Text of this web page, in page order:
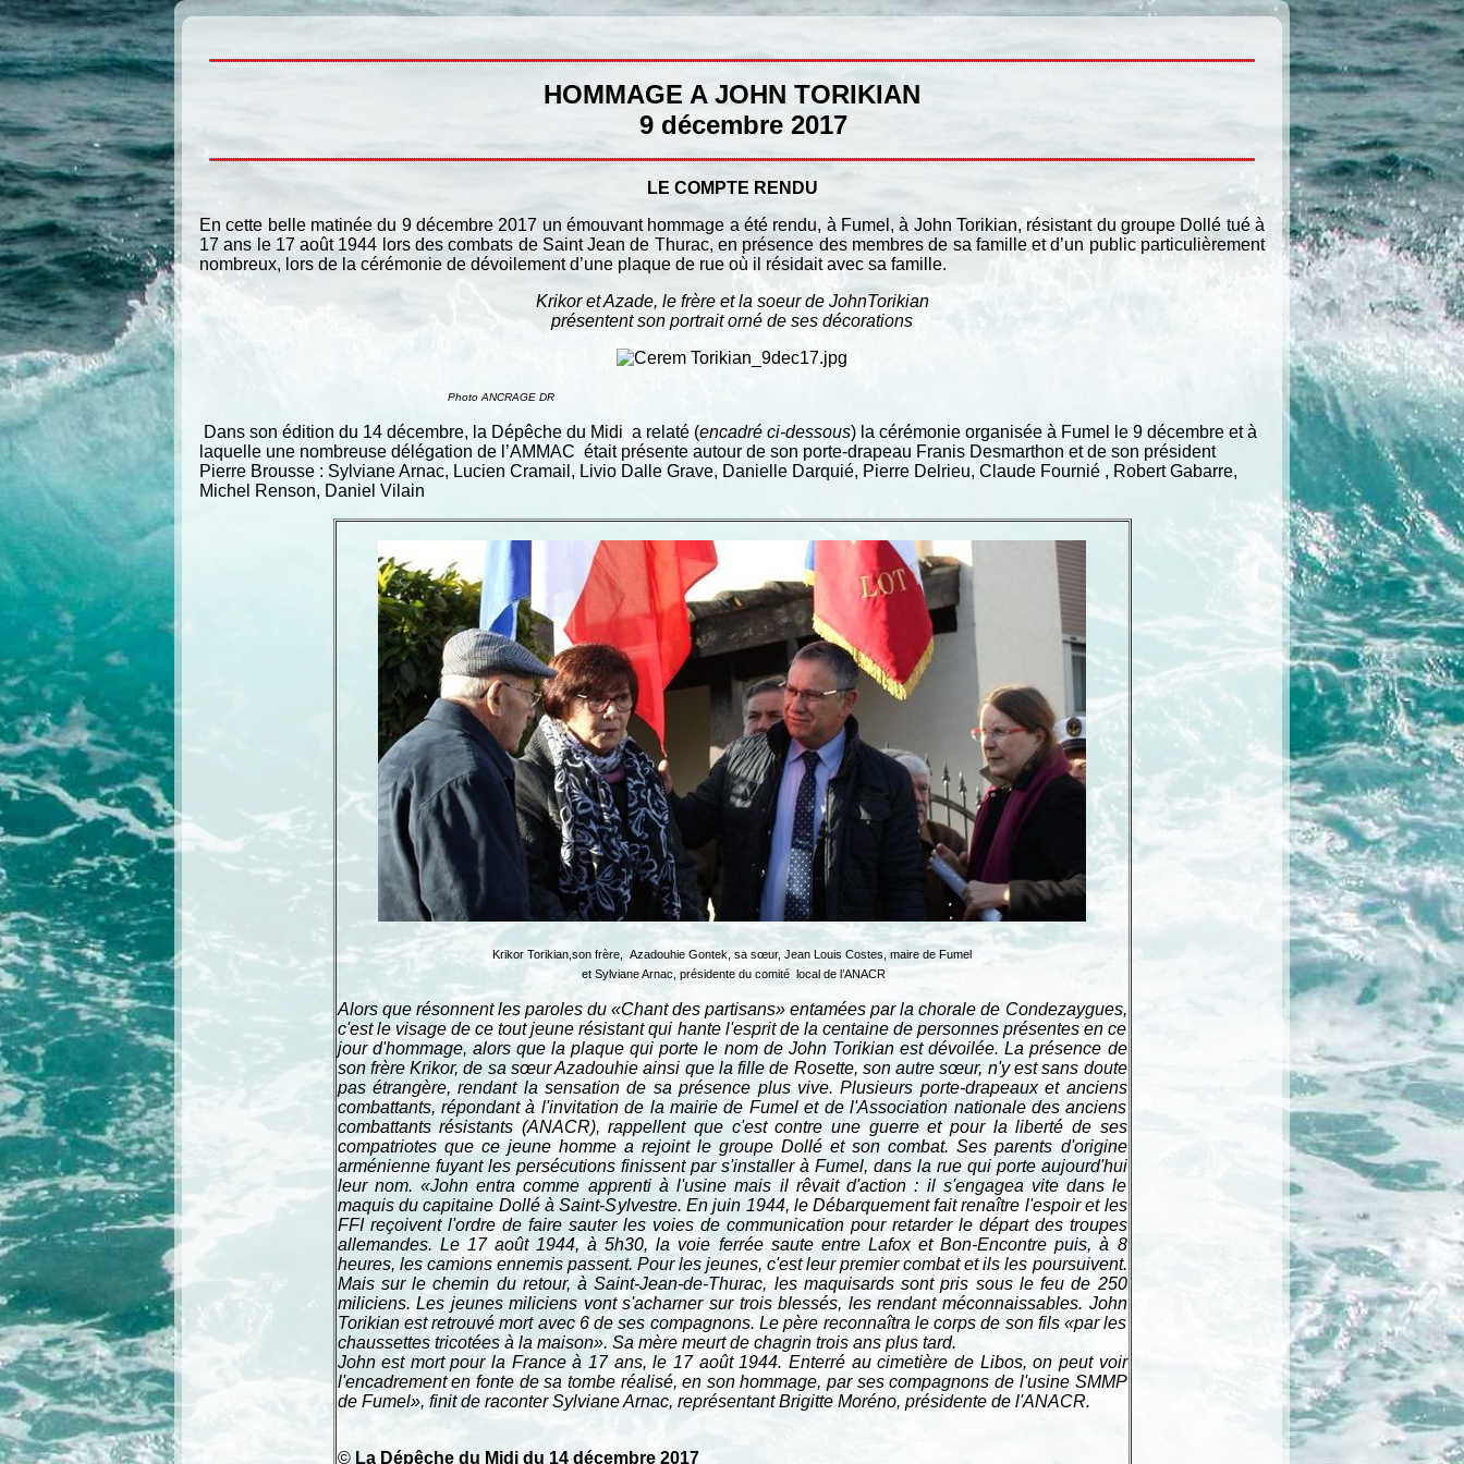
HOMMAGE A JOHN TORIKIAN
9 décembre 2017
LE COMPTE RENDU
En cette belle matinée du 9 décembre 2017 un émouvant hommage a été rendu, à Fumel, à John Torikian, résistant du groupe Dollé tué à
17 ans le 17 août 1944 lors des combats de Saint Jean de Thurac, en présence des membres de sa famille et d’un public particulièrement
nombreux, lors de la cérémonie de dévoilement d’une plaque de rue où il résidait avec sa famille.
Krikor et Azade, le frère et la soeur de JohnTorikian
présentent son portrait orné de ses décorations
Photo ANCRAGE DR
Dans son édition du 14 décembre, la Dépêche du Midi a relaté (encadré ci-dessous) la cérémonie organisée à Fumel le 9 décembre et à
laquelle une nombreuse délégation de l’AMMAC était présente autour de son porte-drapeau Franis Desmarthon et de son président
Pierre Brousse : Sylviane Arnac, Lucien Cramail, Livio Dalle Grave, Danielle Darquié, Pierre Delrieu, Claude Fournié , Robert Gabarre,
Michel Renson, Daniel Vilain
Krikor Torikian,son frère, Azadouhie Gontek, sa sœur, Jean Louis Costes, maire de Fumel
et Sylviane Arnac, présidente du comité local de l’ANACR
Alors que résonnent les paroles du «Chant des partisans» entamées par la chorale de Condezaygues,
c'est le visage de ce tout jeune résistant qui hante l'esprit de la centaine de personnes présentes en ce
jour d'hommage, alors que la plaque qui porte le nom de John Torikian est dévoilée. La présence de
son frère Krikor, de sa sœur Azadouhie ainsi que la fille de Rosette, son autre sœur, n'y est sans doute
pas étrangère, rendant la sensation de sa présence plus vive. Plusieurs porte-drapeaux et anciens
combattants, répondant à l'invitation de la mairie de Fumel et de l'Association nationale des anciens
combattants résistants (ANACR), rappellent que c'est contre une guerre et pour la liberté de ses
compatriotes que ce jeune homme a rejoint le groupe Dollé et son combat. Ses parents d'origine
arménienne fuyant les persécutions finissent par s'installer à Fumel, dans la rue qui porte aujourd'hui
leur nom. «John entra comme apprenti à l'usine mais il rêvait d'action : il s'engagea vite dans le
maquis du capitaine Dollé à Saint-Sylvestre. En juin 1944, le Débarquement fait renaître l'espoir et les
FFI reçoivent l'ordre de faire sauter les voies de communication pour retarder le départ des troupes
allemandes. Le 17 août 1944, à 5h30, la voie ferrée saute entre Lafox et Bon-Encontre puis, à 8
heures, les camions ennemis passent. Pour les jeunes, c'est leur premier combat et ils les poursuivent.
Mais sur le chemin du retour, à Saint-Jean-de-Thurac, les maquisards sont pris sous le feu de 250
miliciens. Les jeunes miliciens vont s'acharner sur trois blessés, les rendant méconnaissables. John
Torikian est retrouvé mort avec 6 de ses compagnons. Le père reconnaîtra le corps de son fils «par les
chaussettes tricotées à la maison». Sa mère meurt de chagrin trois ans plus tard.
John est mort pour la France à 17 ans, le 17 août 1944. Enterré au cimetière de Libos, on peut voir
l'encadrement en fonte de sa tombe réalisé, en son hommage, par ses compagnons de l'usine SMMP
de Fumel», finit de raconter Sylviane Arnac, représentant Brigitte Moréno, présidente de l'ANACR.
© La Dépêche du Midi du 14 décembre 2017